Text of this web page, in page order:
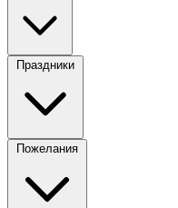
Праздники
Пожелания